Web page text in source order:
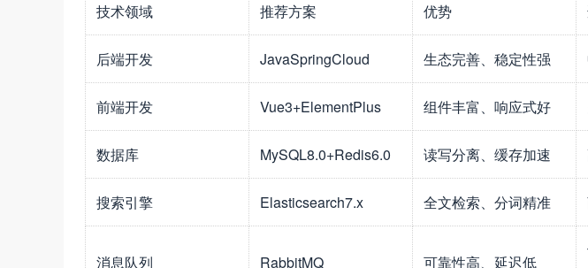
技术领域 推荐方案 优势
后端开发 JavaSpringCloud 生态完善、稳定性强
前端开发 Vue3+ElementPlus 组件丰富、响应式好
数据库 MySQL8.0+Redis6.0 读写分离、缓存加速
搜索引擎 Elasticsearch7.x 全文检索、分词精准
消息队列 RabbitMQ 可靠性高、延迟低